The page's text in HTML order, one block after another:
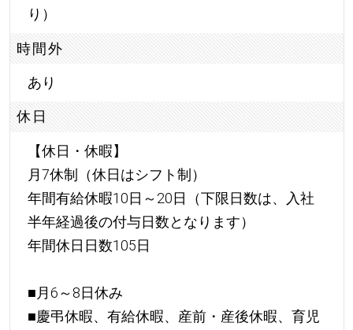
り）
時間外
あり
休日
【休日・休暇】
月7休制（休日はシフト制）
年間有給休暇10日～20日（下限日数は、入社
半年経過後の付与日数となります）
年間休日日数105日
■月6～8日休み
■慶弔休暇、有給休暇、産前・産後休暇、育児